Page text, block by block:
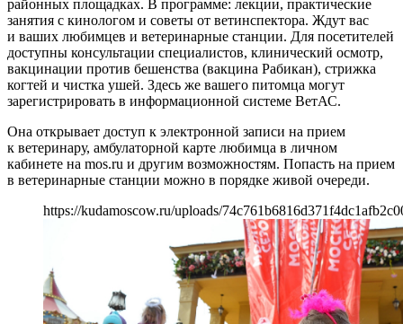
районных площадках. В программе: лекции, практические
занятия с кинологом и советы от ветинспектора. Ждут вас
и ваших любимцев и ветеринарные станции. Для посетителей
доступны консультации специалистов, клинический осмотр,
вакцинации против бешенства (вакцина Рабикан), стрижка
когтей и чистка ушей. Здесь же вашего питомца могут
зарегистрировать в информационной системе ВетАС.
Она открывает доступ к электронной записи на прием
к ветеринару, амбулаторной карте любимца в личном
кабинете на mos.ru и другим возможностям. Попасть на прием
в ветеринарные станции можно в порядке живой очереди.
https://kudamoscow.ru/uploads/